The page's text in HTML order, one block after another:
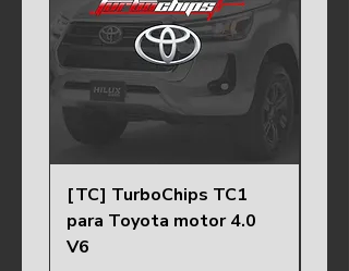
[TC] TurboChips TC1
para Toyota motor 4.0
V6